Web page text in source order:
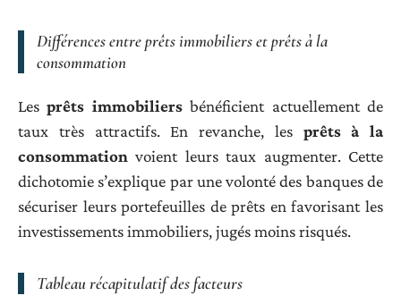
Différences entre prêts immobiliers et prêts à la
consommation
Lesprêts immobiliersbénéficient actuellement de
taux très attractifs. En revanche, les prêts à la
consommation voient leurs taux augmenter. Cette
dichotomie s’explique par une volonté des banques de
sécuriser leurs portefeuilles de prêts en favorisant les
investissements immobiliers, jugés moins risqués.
Tableau récapitulatif des facteurs